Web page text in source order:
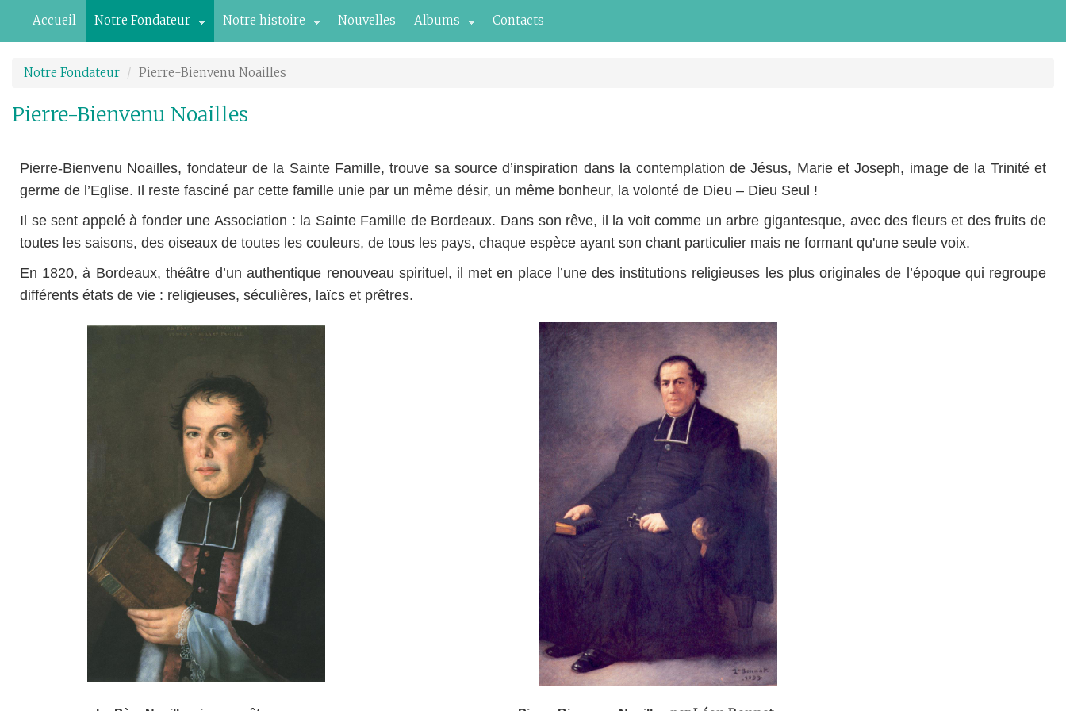
contenu
Accueil Notre Fondateur Notre histoire Nouvelles Albums Contacts
Notre Fondateur Pierre-Bienvenu Noailles
Pierre-Bienvenu Noailles
Pierre-Bienvenu Noailles, fondateur de la Sainte Famille, trouve sa source d’inspiration dans la contemplation de Jésus, Marie et Joseph, image de la Trinité et
germe de l’Eglise. Il reste fasciné par cette famille unie par un même désir, un même bonheur, la volonté de Dieu – Dieu Seul !
Il se sent appelé à fonder une Association : la Sainte Famille de Bordeaux. Dans son rêve, il la voit comme un arbre gigantesque, avec des fleurs et des fruits de
toutes les saisons, des oiseaux de toutes les couleurs, de tous les pays, chaque espèce ayant son chant particulier mais ne formant qu'une seule voix.
En 1820, à Bordeaux, théâtre d’un authentique renouveau spirituel, il met en place l’une des institutions religieuses les plus originales de l’époque qui regroupe
différents états de vie : religieuses, séculières, laïcs et prêtres.